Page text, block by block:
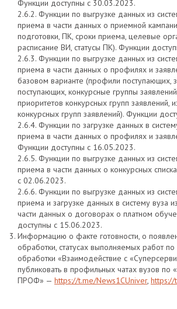
Функции доступны с 30.03.2023.
2.6.2. Функции по выгрузке данных из
приема в части данных о приемной
подготовки, ПК, сроки приема, целевые
расписание ВИ, статусы ПК). Функции
2.6.3. Функции по выгрузке данных из
приема в части данных о профилях и
базовом варианте (профили поступающих,
поступающих, конкурсные группы
приоритетов конкурсных групп заявлений,
конкурсных групп заявлений). Функции
2.6.4. Функции по загрузке данных в
приема в части данных о профилях и
Функции доступны с 16.05.2023.
2.6.5. Функции по выгрузке данных из
приема в части данных о конкурсных
с 02.06.2023.
2.6.6. Функции по выгрузке данных из
приема и загрузке данных в систему вуза
части данных о договорах о платном
доступны с 15.06.2023.
Информацию о факте готовности, о
обработки, статусах выполняемых работ по
обработки «Взаимодействие с
публиковать в профильных чатах вузов по
ПРОФ» — https://t.me/News1CUniver, https://